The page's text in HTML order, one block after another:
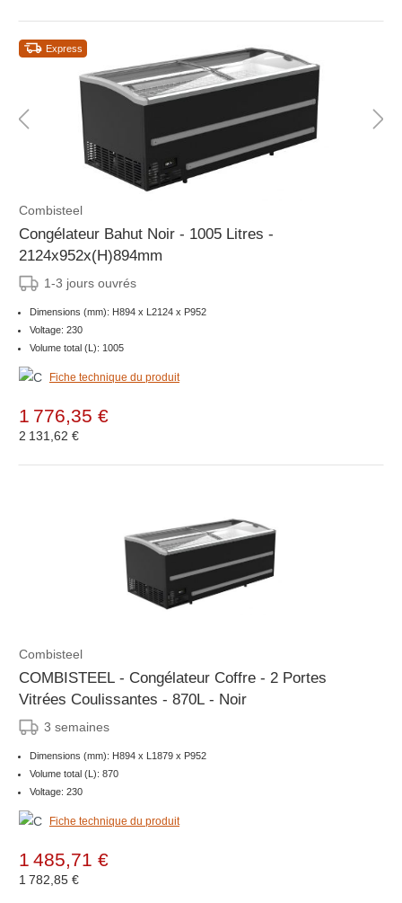
Express
Combisteel
Congélateur Bahut Noir - 1005 Litres -
2124x952x(H)894mm
1-3 jours ouvrés
Dimensions (mm): H894 x L2124 x P952
Voltage: 230
Volume total (L): 1005
Fiche technique du produit
1 776,35 €
2 131,62 €
Combisteel
COMBISTEEL - Congélateur Coffre - 2 Portes
Vitrées Coulissantes - 870L - Noir
3 semaines
Dimensions (mm): H894 x L1879 x P952
Volume total (L): 870
Voltage: 230
Fiche technique du produit
1 485,71 €
1 782,85 €